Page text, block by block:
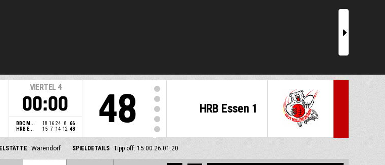
r
VIERTEL 4
00:00
BBC M... 18 16 24 8
66
HRB E...
15 7 14 12 48
HRB Essen 1
48
Warendorf SPIELDETAILS Tipp off: 15:00 26.01.20